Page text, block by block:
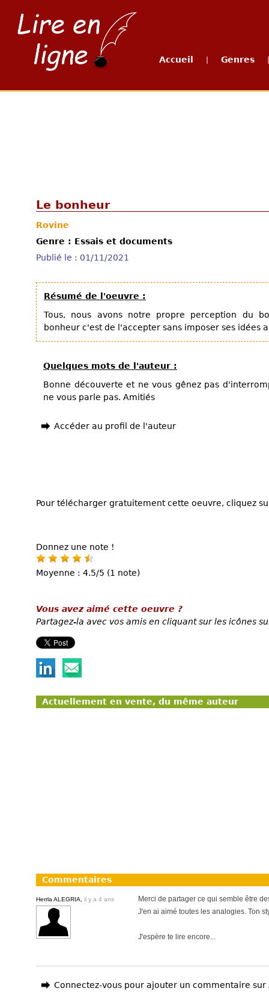
Accueil Genres
Le bonheur
Rovine
Genre : Essais et documents
Publié le : 01/11/2021
Résumé de l'oeuvre :
Tous, nous avons notre propre perception du
bonheur c'est de l'accepter sans imposer ses idées
Quelques mots de l'auteur :
Bonne découverte et ne vous gênez pas
ne vous parle pas. Amitiés
Accéder au profil de l'auteur
Pour télécharger gratuitement cette oeuvre, cliquez
Donnez une note !
Moyenne : 4.5/5 (1 note)
Vous avez aimé cette oeuvre ?
Partagez-la avec vos amis en cliquant sur les icônes
Actuellement en vente, du même auteur
Commentaires
Herrla ALEGRIA, il y a 4 ans
Merci de partager ce qui semble être
J'en ai aimé toutes les analogies. Ton
J'espère te lire encore...
Connectez-vous pour ajouter un commentaire sur